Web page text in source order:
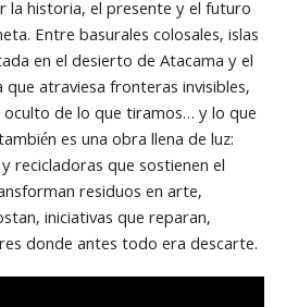
historia, el presente y el futuro
Entre basurales colosales, islas
en el desierto de Atacama y el
atraviesa fronteras invisibles,
de lo que tiramos… y lo que
es una obra llena de luz:
recicladoras que sostienen el
residuos en arte,
iniciativas que reparan,
donde antes todo era descarte.